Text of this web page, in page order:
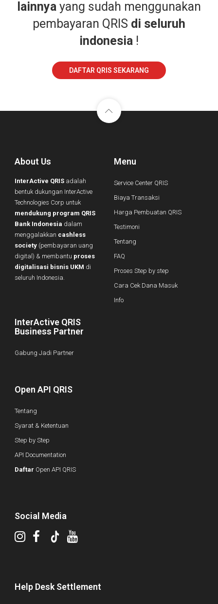
lainnya yang sudah menggunakan
pembayaran QRIS di seluruh
indonesia !
DAFTAR QRIS SEKARANG
About Us
InterActive QRIS adalah
bentuk dukungan InterActive
Technologies Corp untuk
mendukung program QRIS
Bank Indonesia dalam
menggalakkan cashless
society (pembayaran uang
digital) & membantu proses
digitalisasi bisnis UKM di
seluruh Indonesia.
InterActive QRIS
Business Partner
Gabung Jadi Partner
Menu
Service Center QRIS
Biaya Transaksi
Harga Pembuatan QRIS
Testimoni
Tentang
FAQ
Proses Step by step
Cara Cek Dana Masuk
Info
Open API QRIS
Tentang
Syarat & Ketentuan
Step by Step
API Documentation
Daftar Open API QRIS
Social Media
Help Desk Settlement